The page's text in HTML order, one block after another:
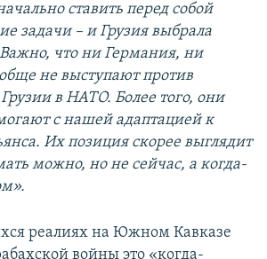
ставить перед собой
задачи – и Грузия выбрала
что ни Германия, ни
не выступают против
в НАТО. Более того, они
с нашей адаптацией к
Их позиция скорее выглядит
можно, но не сейчас, а когда-
реалиях на Южном Кавказе
войны это «когда-